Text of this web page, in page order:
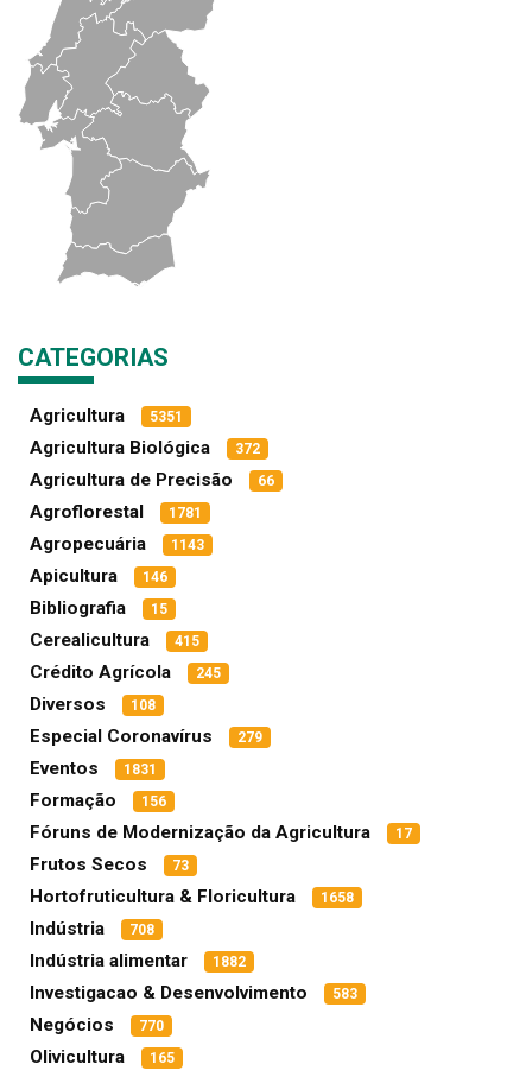
CATEGORIAS
Agricultura 5351
Agricultura Biológica 372
Agricultura de Precisão 66
Agroflorestal 1781
Agropecuária 1143
Apicultura 146
Bibliografia 15
Cerealicultura 415
Crédito Agrícola 245
Diversos 108
Especial Coronavírus 279
Eventos 1831
Formação 156
Fóruns de Modernização da Agricultura 17
Frutos Secos 73
Hortofruticultura & Floricultura 1658
Indústria 708
Indústria alimentar 1882
Investigacao & Desenvolvimento 583
Negócios 770
Olivicultura 165